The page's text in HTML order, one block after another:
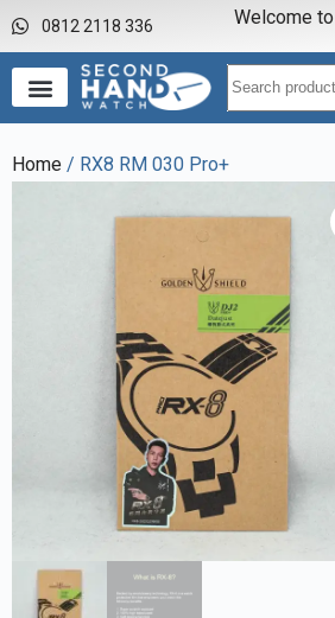
0812 2118 336 Welcome to
Home / RX8 RM 030 Pro+